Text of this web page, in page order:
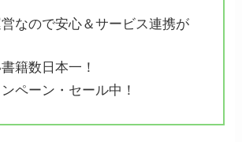
営なので安心＆サービス連携が
籍数日本一！
ペーン・セール中！